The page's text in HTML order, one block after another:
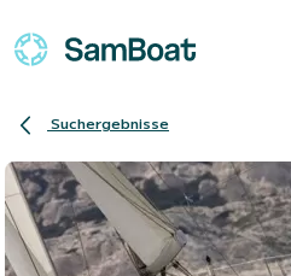
Suchergebnisse